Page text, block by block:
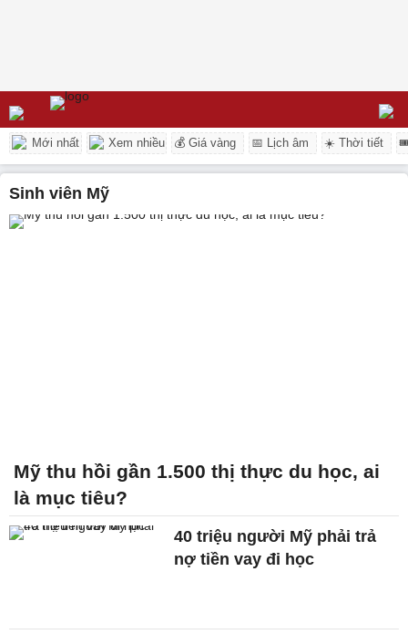
Mới nhất Xem nhiều 💰 Giá vàng 📅 Lịch âm ☀️ Thời tiết
sinh viên Mỹ
Mỹ thu hồi gần 1.500 thị thực du học, ai
là mục tiêu?
40 triệu người Mỹ phải trả
nợ tiền vay đi học